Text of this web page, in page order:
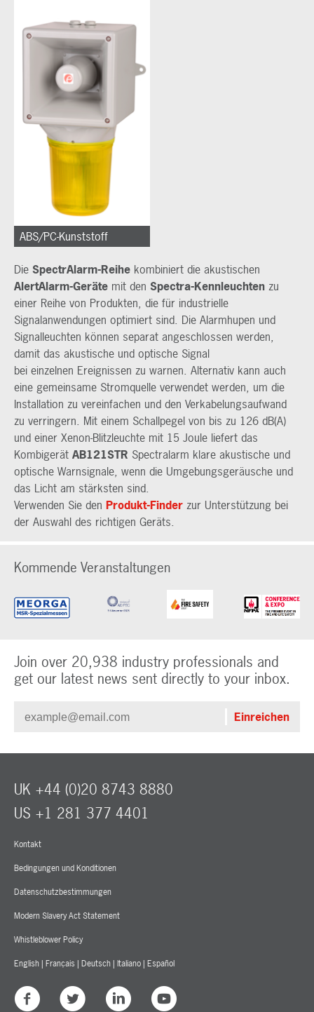
ABS/PC-Kunststoff
Die SpectrAlarm-Reihe kombiniert die akustischen
AlertAlarm-Geräte mit den Spectra-Kennleuchten zu
einer Reihe von Produkten, die für industrielle
Signalanwendungen optimiert sind. Die Alarmhupen und
Signalleuchten können separat angeschlossen werden,
damit das akustische und optische Signal
bei einzelnen Ereignissen zu warnen. Alternativ kann auch
eine gemeinsame Stromquelle verwendet werden, um die
Installation zu vereinfachen und den Verkabelungsaufwand
zu verringern. Mit einem Schallpegel von bis zu 126 dB(A)
und einer Xenon-Blitzleuchte mit 15 Joule liefert das
Kombigerät AB121STR Spectralarm klare akustische und
optische Warnsignale, wenn die Umgebungsgeräusche und
das Licht am stärksten sind.
Verwenden Sie den Produkt-Finder zur Unterstützung bei
der Auswahl des richtigen Geräts.
Kommende Veranstaltungen
Join over 20,938 industry professionals and
get our latest news sent directly to your inbox.
Kontakt
Bedingungen und Konditionen
Datenschutzbestimmungen
Modern Slavery Act Statement
Whistleblower Policy
English | Français | Deutsch | Italiano | Español
UK +44 (0)20 8743 8880
US +1 281 377 4401